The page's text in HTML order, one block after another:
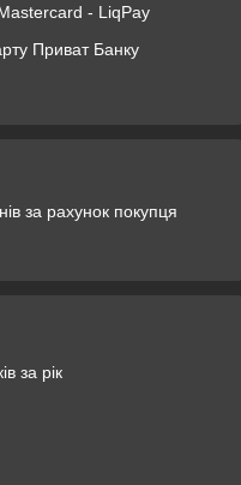
- LiqPay
Приват Банку
за рахунок покупця
за рік